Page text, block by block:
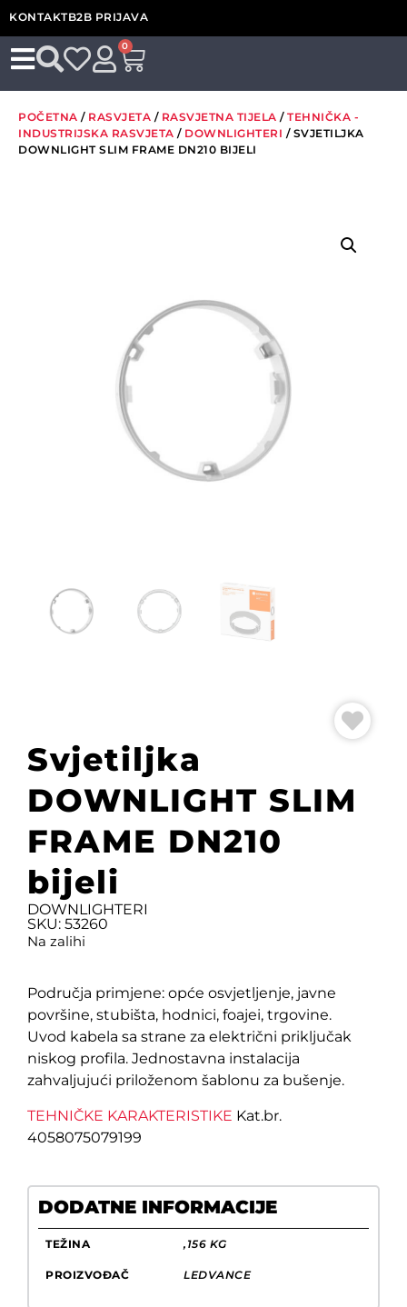
KONTAKTB2B PRIJAVA
0
POČETNA / RASVJETA / RASVJETNA TIJELA / TEHNIČKA -
INDUSTRIJSKA RASVJETA / DOWNLIGHTERI / SVJETILJKA
DOWNLIGHT SLIM FRAME DN210 BIJELI
Svjetiljka
DOWNLIGHT SLIM
FRAME DN210
bijeli
DOWNLIGHTERI
SKU: 53260
Na zalihi
Područja primjene: opće osvjetljenje, javne
površine, stubišta, hodnici, foajei, trgovine.
Uvod kabela sa strane za električni priključak
niskog profila. Jednostavna instalacija
zahvaljujući priloženom šablonu za bušenje.
TEHNIČKE KARAKTERISTIKE Kat.br.
4058075079199
DODATNE INFORMACIJE
TEŽINA ,156 KG
PROIZVOĐAČ LEDVANCE